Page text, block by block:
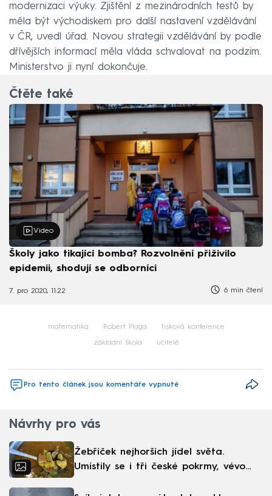
modernizaci výuky. Zjištění z mezinárodních testů by
měla být východiskem pro další nastavení vzdělávání
v ČR, uvedl úřad. Novou strategii vzdělávání by podle
dřívějších informací měla vláda schvalovat na podzim.
Ministerstvo ji nyní dokončuje.
Čtěte také
Video
Školy jako tikající bomba? Rozvolnění přiživilo
epidemii, shodují se odborníci
7. pro 2020, 11:22 6 min čtení
matematika Robert Plaga tisková konference
základní škola učitelé
Pro tento článek jsou komentáře vypnuté
Návrhy pro vás
Žebříček nejhorších jídel světa.
Umístily se i tři české pokrmy, vévodí